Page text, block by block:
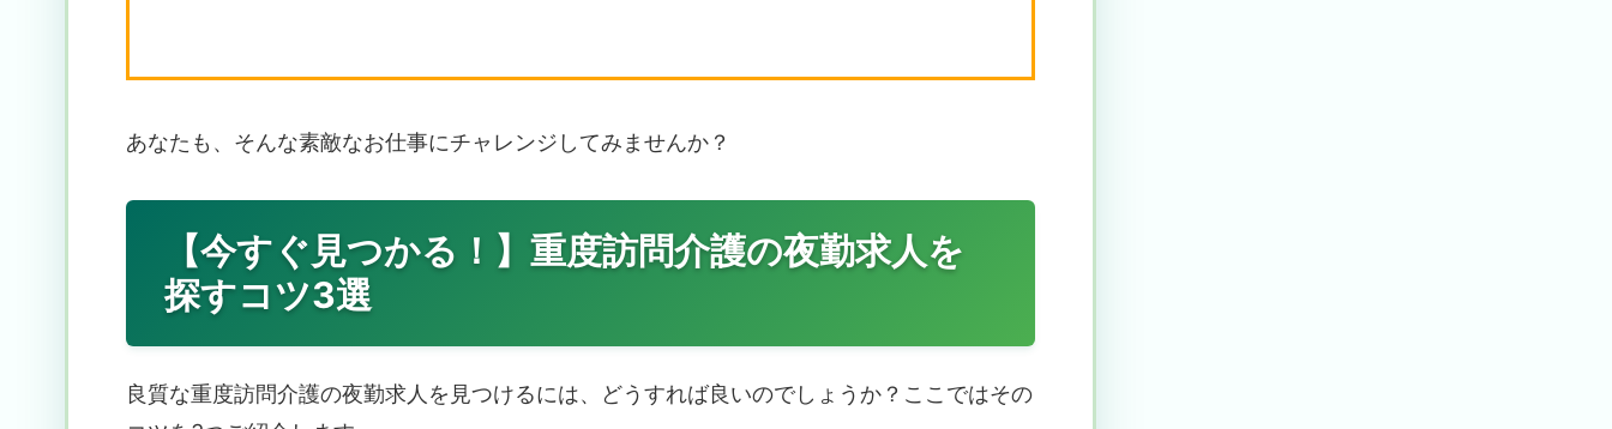
あなたも、そんな素敵なお仕事にチャレンジしてみませんか？
【今すぐ見つかる！】重度訪問介護の夜勤求人を
探すコツ3選
良質な重度訪問介護の夜勤求人を見つけるには、どうすれば良いのでしょうか？ここではその